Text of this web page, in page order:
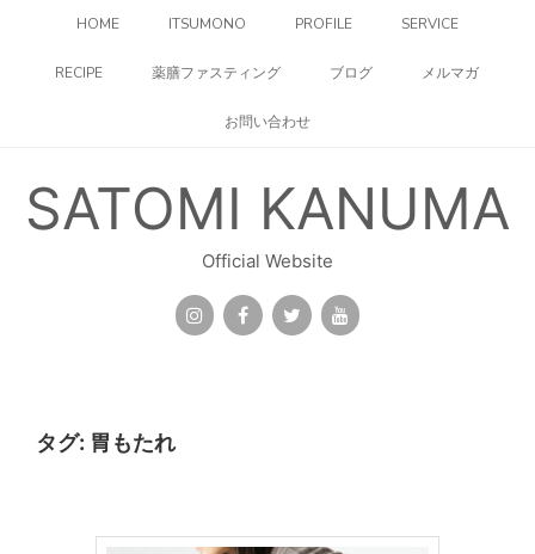
HOME ITSUMONO PROFILE SERVICE
RECIPE 薬膳ファスティング ブログ メルマガ
お問い合わせ
SATOMI KANUMA
Official Website
タグ: 胃もたれ